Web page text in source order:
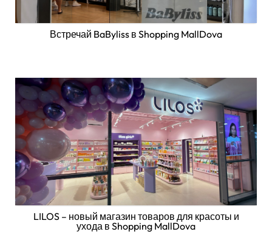
Встречай BaByliss в Shopping MallDova
LILOS – новый магазин товаров для красоты и
ухода в Shopping MallDova